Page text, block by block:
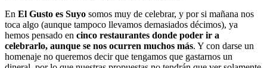
En El Gusto es Suyo somos muy de celebrar, y por si mañana nos
toca algo (aunque tampoco llevamos demasiados décimos), ya
hemos pensado en cinco restaurantes donde poder ir a
celebrarlo, aunque se nos ocurren muchos más. Y con darse un
homenaje no queremos decir que tengamos que gastarnos un